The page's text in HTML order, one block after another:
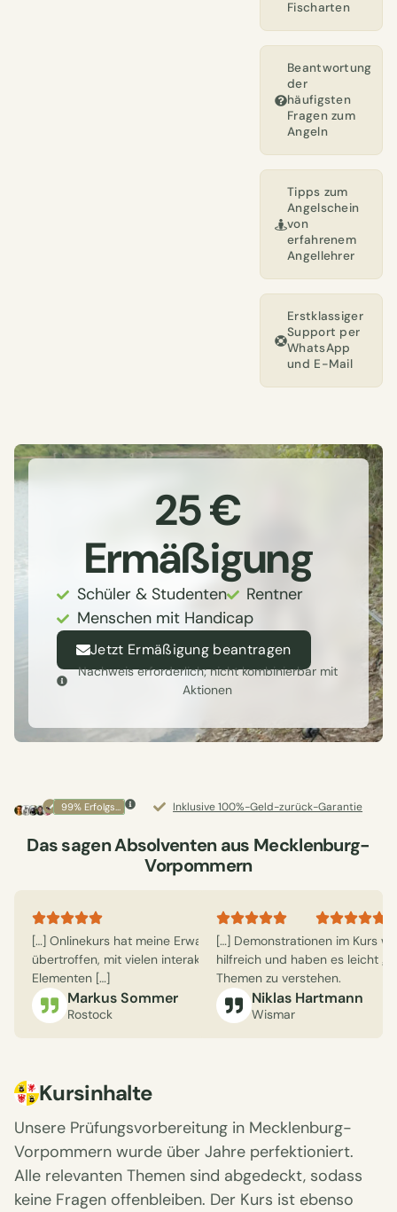
Fischarten
Beantwortung
der
häufigsten
Fragen zum
Angeln
Tipps zum
Angelschein
von
erfahrenem
Angellehrer
Erstklassiger
Support per
WhatsApp
und E-Mail
25 €
Ermäßigung
Schüler & Studenten
Rentner
Menschen mit Handicap
Jetzt Ermäßigung beantragen
Nachweis erforderlich; nicht kombinierbar mit
Aktionen
99% Erfolgsquote Inklusive 100%-Geld-zurück-Garantie
Das sagen Absolventen aus Mecklenburg-
Vorpommern
[…] Onlinekurs hat meine Erwartungen
übertroffen, mit vielen interaktiven
Elementen […]
Markus Sommer
Rostock
[…]
Tempo zu
Berufsleben
Birgit
[…] Demonstrationen im Kurs
hilfreich und haben es leicht
Themen zu verstehen.
Niklas Hartmann
Wismar
Kursinhalte
Unsere Prüfungsvorbereitung in Mecklenburg-
Vorpommern wurde über Jahre perfektioniert.
Alle relevanten Themen sind abgedeckt, sodass
keine Fragen offenbleiben. Der Kurs ist ebenso